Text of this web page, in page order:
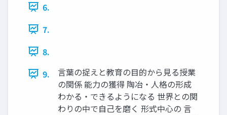
6.
7.
8.
9.
言葉の捉えと教育の目的から見る授業
の関係 能力の獲得 陶冶・人格の形成
わかる・できるようになる 世界との関
わりの中で自己を磨く 形式中心の 言